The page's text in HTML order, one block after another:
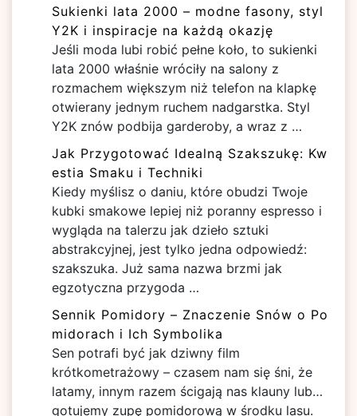
Sukienki lata 2000 – modne fasony, styl
Y2K i inspiracje na każdą okazję
Jeśli moda lubi robić pełne koło, to sukienki
lata 2000 właśnie wróciły na salony z
rozmachem większym niż telefon na klapkę
otwierany jednym ruchem nadgarstka. Styl
Y2K znów podbija garderoby, a wraz z …
Jak Przygotować Idealną Szakszukę: Kw
estia Smaku i Techniki
Kiedy myślisz o daniu, które obudzi Twoje
kubki smakowe lepiej niż poranny espresso i
wygląda na talerzu jak dzieło sztuki
abstrakcyjnej, jest tylko jedna odpowiedź:
szakszuka. Już sama nazwa brzmi jak
egzotyczna przygoda …
Sennik Pomidory – Znaczenie Snów o Po
midorach i Ich Symbolika
Sen potrafi być jak dziwny film
krótkometrażowy – czasem nam się śni, że
latamy, innym razem ścigają nas klauny lub…
gotujemy zupę pomidorową w środku lasu.